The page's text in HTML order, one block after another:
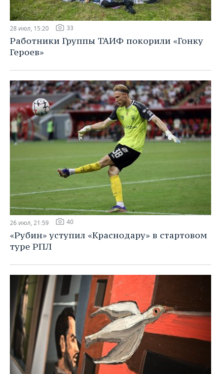
28 июл, 15:20 33
Работники Группы ТАИФ покорили «Гонку
Героев»
26 июл, 21:59 40
«Рубин» уступил «Краснодару» в стартовом
туре РПЛ